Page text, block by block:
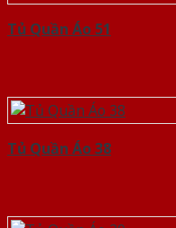
Tủ Quần Áo 51
Tủ Quần Áo 38